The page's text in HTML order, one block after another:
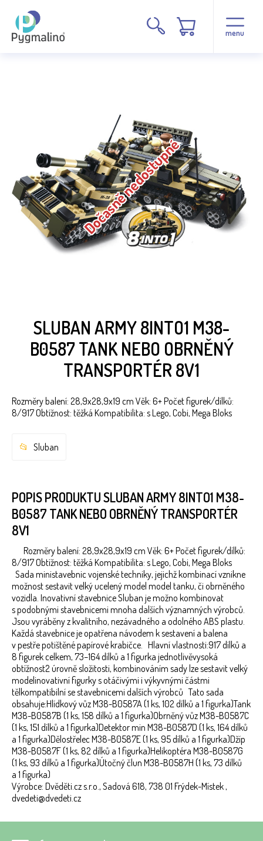
menu
Dočasně nedostupné
SLUBAN ARMY 8INTO1 M38-
B0587 TANK NEBO OBRNĚNÝ
TRANSPORTÉR 8V1
Rozměry balení: 28,9x28,9x19 cm Věk: 6+ Počet figurek/dílků:
8/917 Obtížnost: těžká Kompatibilita: s Lego, Cobi, Mega Bloks
Sluban
POPIS PRODUKTU SLUBAN ARMY 8INTO1 M38-
B0587 TANK NEBO OBRNĚNÝ TRANSPORTÉR
8V1
Rozměry balení: 28,9x28,9x19 cm Věk: 6+ Počet figurek/dílků:
8/917 Obtížnost: těžká Kompatibilita: s Lego, Cobi, Mega Bloks
Sada ministavebnic vojenské techniky, jejichž kombinací vznikne
možnost sestavit velký ucelený model model tanku, či obrněného
vozidla. Inovativní stavebnice Sluban je možno kombinovat
s podobnými stavebnicemi mnoha dalších významných výrobců.
Jsou vyráběny z kvalitního, nezávadného a odolného ABS plastu.
Každá stavebnice je opatřena návodem k sestavení a balena
v pestře potištěné papírové krabičce. Hlavní vlastnosti:917 dílků a
8 figurek celkem, 73–164 dílků a 1 figurka jednotlivěvysoká
obtížnost2 úrovně složitosti, kombinováním sady lze sestavit velký
modelinovativní figurky s otáčivými i výkyvnými částmi
tělkompatibilní se stavebnicemi dalších výrobců Tato sada
obsahuje:Hlídkový vůz M38-B0587A (1 ks, 102 dílků a 1 figurka)Tank
M38-B0587B (1 ks, 158 dílků a 1 figurka)Obrněný vůz M38-B0587C
(1 ks, 151 dílků a 1 figurka)Detektor min M38-B0587D (1 ks, 164 dílků
a 1 figurka)Dělostřelec M38-B0587E (1 ks, 95 dílků a 1 figurka)Džíp
M38-B0587F (1 ks, 82 dílků a 1 figurka)Helikoptéra M38-B0587G
(1 ks, 93 dílků a 1 figurka)Útočný člun M38-B0587H (1 ks, 73 dílků
a 1 figurka)
Výrobce: Dvěděti.cz s.r.o., Sadová 618, 738 01 Frýdek-Místek ,
dvedeti@dvedeti.cz